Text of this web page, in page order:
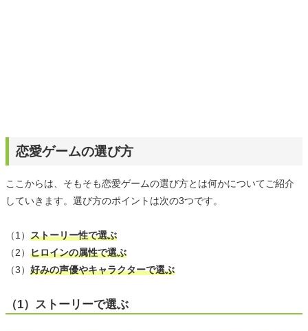
恋愛ゲームの選び方
ここからは、そもそも恋愛ゲームの選び方とは何かについてご紹介
していきます。選び方のポイントは次の3つです。
（1） ストーリー性で選ぶ
（2） ヒロインの属性で選ぶ
（3） 好みの声優やキャラクターで選ぶ
（1）ストーリーで選ぶ